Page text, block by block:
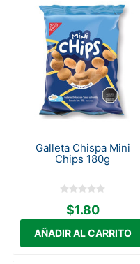
Galleta Chispa Mini
Chips 180g
$1.80